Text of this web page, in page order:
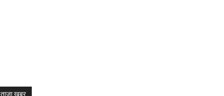
ताजा खबर